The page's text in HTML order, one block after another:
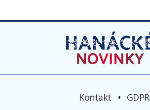
Kontakt
GDPR